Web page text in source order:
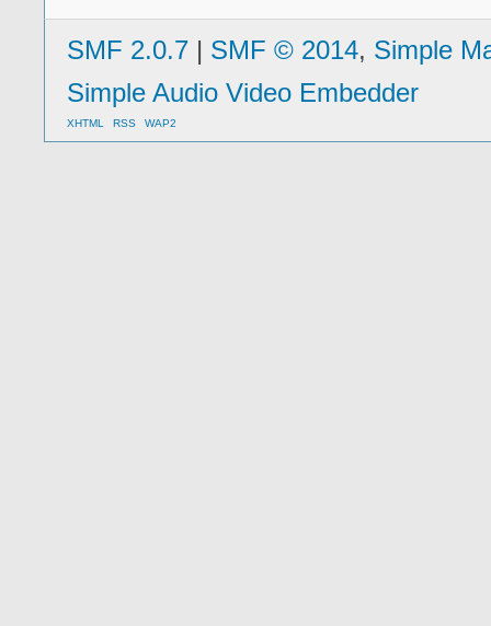
SMF 2.0.7 | SMF © 2014, Simple
Simple Audio Video Embedder
XHTML RSS WAP2